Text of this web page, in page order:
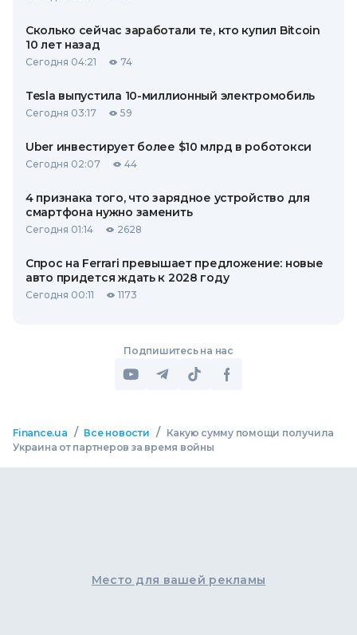
Сколько сейчас заработали те, кто купил Bitcoin
10 лет назад
Сегодня 04:21 74
Tesla выпустила 10-миллионный электромобиль
Сегодня 03:17 59
Uber инвестирует более $10 млрд в роботокси
Сегодня 02:07 44
4 признака того, что зарядное устройство для
смартфона нужно заменить
Сегодня 01:14 2628
Спрос на Ferrari превышает предложение: новые
авто придется ждать к 2028 году
Сегодня 00:11 1173
Подпишитесь на нас
Finance.ua / Все новости /
Какую сумму помощи получила
Украина от партнеров за время войны
Место для вашей рекламы